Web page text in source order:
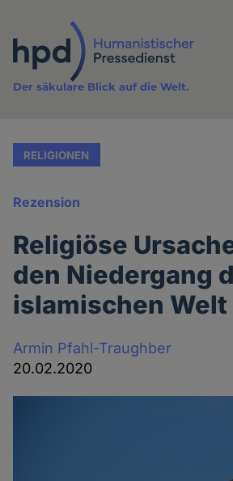
Inhalt
Der säkulare Blick auf die Welt.
RELIGIONEN
Rezension
Religiöse
den Niedergang
islamischen Welt
Armin Pfahl-Traughber
20.02.2020